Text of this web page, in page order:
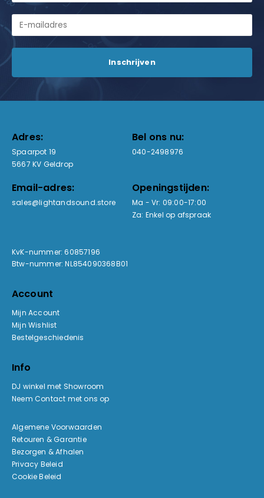
Adres:
Spaarpot 19
5667 KV Geldrop
Bel ons nu:
040-2498976
Email-adres:
sales@lightandsound.store
Openingstijden:
Ma - Vr: 09:00-17:00
Za: Enkel op afspraak
KvK-nummer: 60857196
Btw-nummer: NL854090368B01
Account
Mijn Account
Mijn Wishlist
Bestelgeschiedenis
Info
DJ winkel met Showroom
Neem Contact met ons op
Algemene Voorwaarden
Retouren & Garantie
Bezorgen & Afhalen
Privacy Beleid
Cookie Beleid